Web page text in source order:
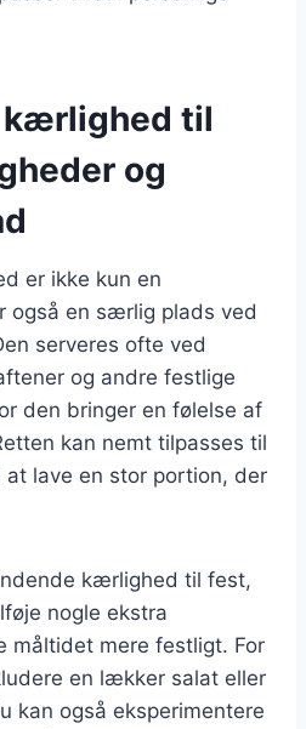
til
og
er ikke kun en
også en særlig plads ved
serveres ofte ved
og andre festlige
den bringer en følelse af
kan nemt tilpasses til
lave en stor portion, der
kærlighed til fest,
nogle ekstra
måltidet mere festligt. For
en lækker salat eller
kan også eksperimentere